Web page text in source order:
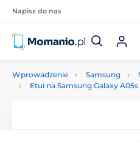
Napisz do nas
Wprowadzenie Samsung
Etui na Samsung Galaxy A05s